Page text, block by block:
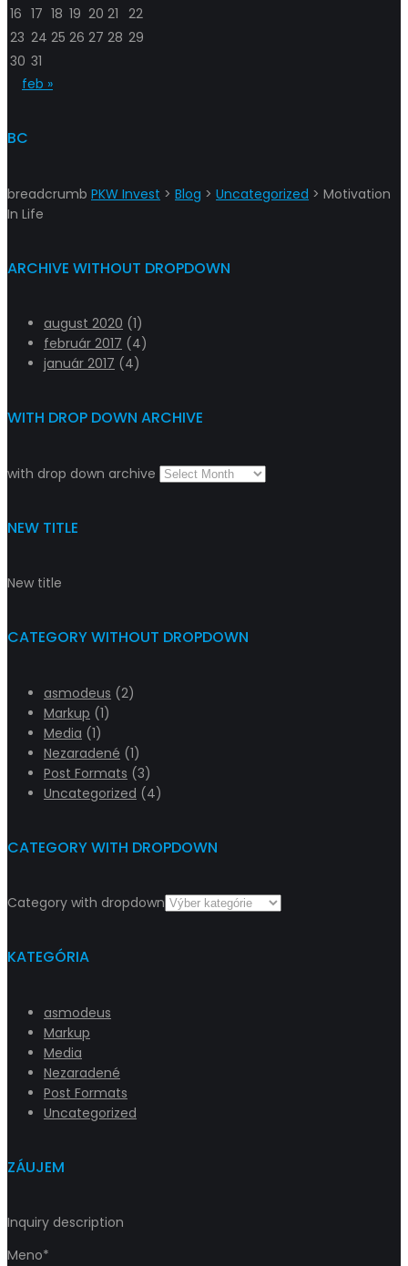
16 17 18 19 20 21 22
23 24 25 26 27 28 29
30 31
feb »
BC
breadcrumb PKW Invest > Blog > Uncategorized > Motivation
In Life
ARCHIVE WITHOUT DROPDOWN
august 2020 (1)
február 2017 (4)
január 2017 (4)
WITH DROP DOWN ARCHIVE
with drop down archive
NEW TITLE
New title
CATEGORY WITHOUT DROPDOWN
asmodeus (2)
Markup (1)
Media (1)
Nezaradené (1)
Post Formats (3)
Uncategorized (4)
CATEGORY WITH DROPDOWN
Category with dropdown
KATEGÓRIA
asmodeus
Markup
Media
Nezaradené
Post Formats
Uncategorized
ZÁUJEM
Inquiry description
Meno*